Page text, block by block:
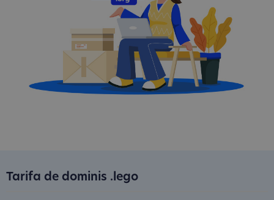
Tarifa de dominis .lego